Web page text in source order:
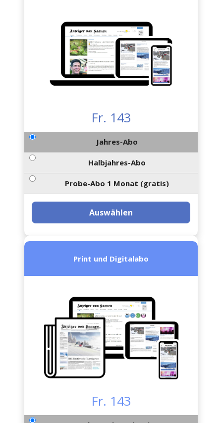
Fr. 143
Jahres-Abo
Halbjahres-Abo
Probe-Abo 1 Monat (gratis)
Auswählen
Print und Digitalabo
Fr. 143